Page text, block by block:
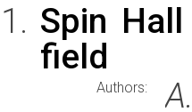
Spin
field
Authors: